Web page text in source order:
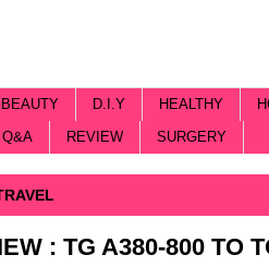
BEAUTY D.I.Y HEALTHY
Q&A REVIEW SURGERY
: TG A380-800 TO